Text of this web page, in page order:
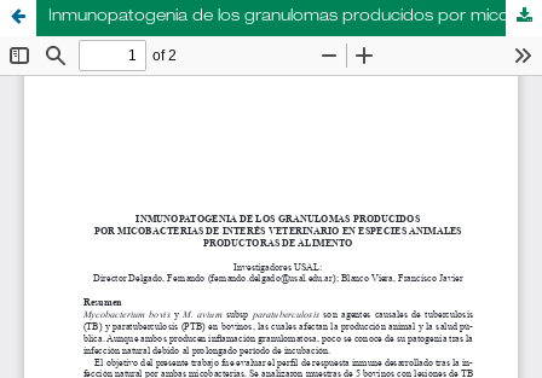
Inmunopatogenia de los granulomas producidos por micobacterias de interés veterinario en especies animales productoras de alimento